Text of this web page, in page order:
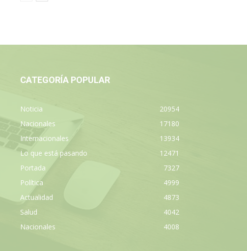
CATEGORÍA POPULAR
Noticia
20954
Nacionales
17180
Internacionales
13934
Lo que está pasando
12471
Portada
7327
Política
4999
Actualidad
4873
Salud
4042
Nacionales
4008